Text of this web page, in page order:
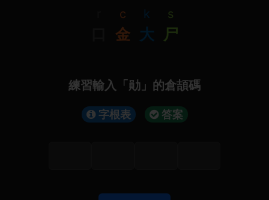
c
金
k
大
s
尸
練習輸入「勛」的倉頡碼
字根表 答案